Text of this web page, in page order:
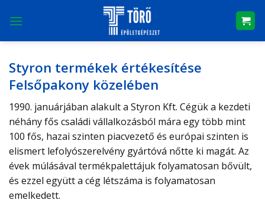
Styron termékek értékesítése
Felsőpakony közelében
1990. januárjában alakult a Styron Kft. Cégük a kezdeti
néhány fős családi vállalkozásból mára egy több mint
100 fős, hazai szinten piacvezető és európai szinten is
elismert lefolyószerelvény gyártóvá nőtte ki magát. Az
évek múlásával termékpalettájuk folyamatosan bővült,
és ezzel együtt a cég létszáma is folyamatosan
emelkedett.